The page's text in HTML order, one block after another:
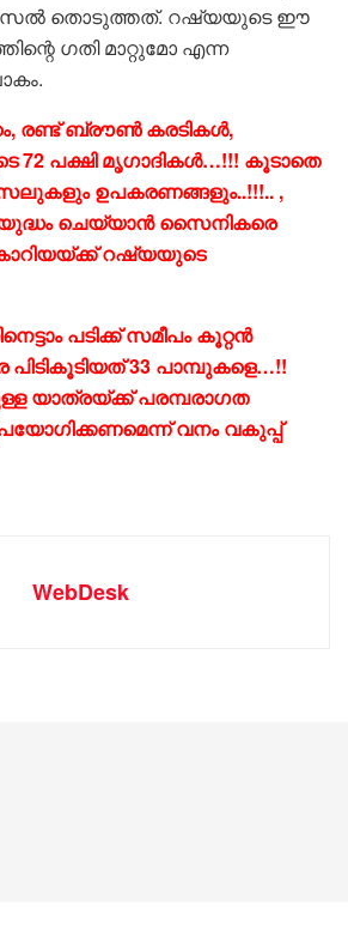
തൊടുത്തത്. റഷ്യയുടെ ഈ
ഗതി മാറ്റുമോ എന്ന
രണ്ട് ബ്രൗണ്‍ കരടികള്‍,
72 പക്ഷി മൃഗാദികൾ…!!! കൂടാതെ
ഉപകരണങ്ങളും..!!!.. ,
ചെയ്യാൻ സൈനികരെ
റഷ്യയുടെ
പടിക്ക് സമീപം കൂറ്റൻ
33 പാമ്പുകളെ…!!
യാത്രയ്ക്ക് പരമ്പരാഗത
വനം വകുപ്പ്
WebDesk